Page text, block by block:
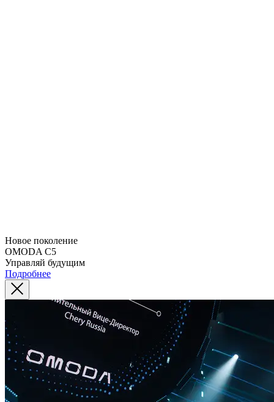
Новое поколение
OMODA C5
Управляй будущим
Подробнее